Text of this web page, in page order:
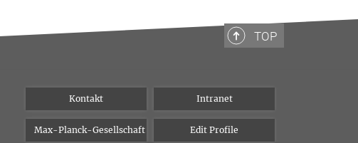
TOP
Kontakt Intranet
Max-Planck-Gesellschaft Edit Profile